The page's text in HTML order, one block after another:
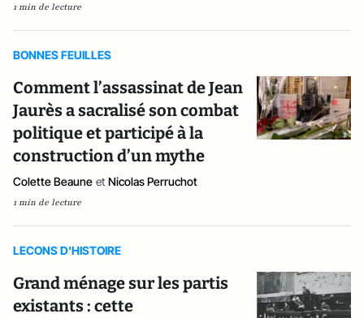
1 min de lecture
BONNES FEUILLES
Comment l’assassinat de Jean
Jaurès a sacralisé son combat
politique et participé à la
construction d’un mythe
Colette Beaune et Nicolas Perruchot
1 min de lecture
LECONS D'HISTOIRE
Grand ménage sur les partis
existants : cette